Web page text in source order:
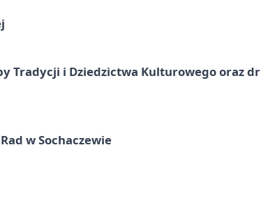
Tradycji i Dziedzictwa Kulturowego oraz dr
w Sochaczewie